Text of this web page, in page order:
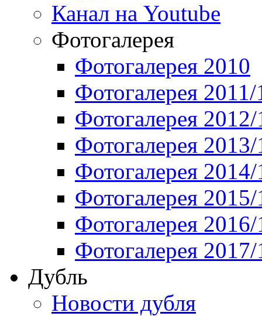
Канал на Youtube
Фотогалерея
Фотогалерея 2010
Фотогалерея 2011/
Фотогалерея
Фотогалерея
Фотогалерея
Фотогалерея
Фотогалерея
Фотогалерея
Дубль
Новости дубля